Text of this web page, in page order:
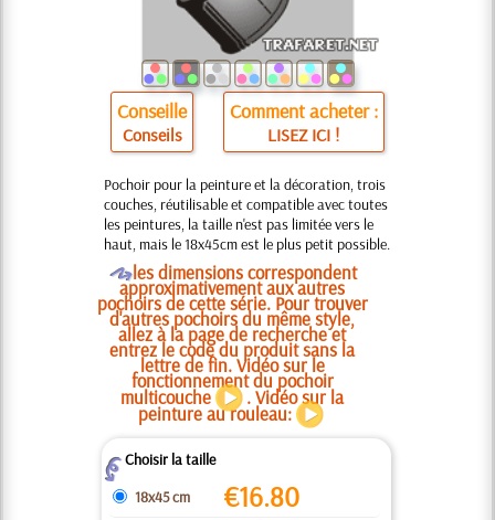
Conseille
Conseils
Comment acheter :
LISEZ ICI !
Pochoir pour la peinture et la décoration, trois
couches, réutilisable et compatible avec toutes
les peintures, la taille n'est pas limitée vers le
haut, mais le 18x45cm est le plus petit possible.
Oles dimensions correspondent
approximativement aux autres
pochoirs de cette série. Pour trouver
d'autres pochoirs du même style,
allez à la page de recherche et
entrez le code du produit sans la
lettre de fin. Vidéo sur le
fonctionnement du pochoir
multicouche . Vidéo sur la
peinture au rouleau:
ZChoisir la taille
18x45 cm
€16.80